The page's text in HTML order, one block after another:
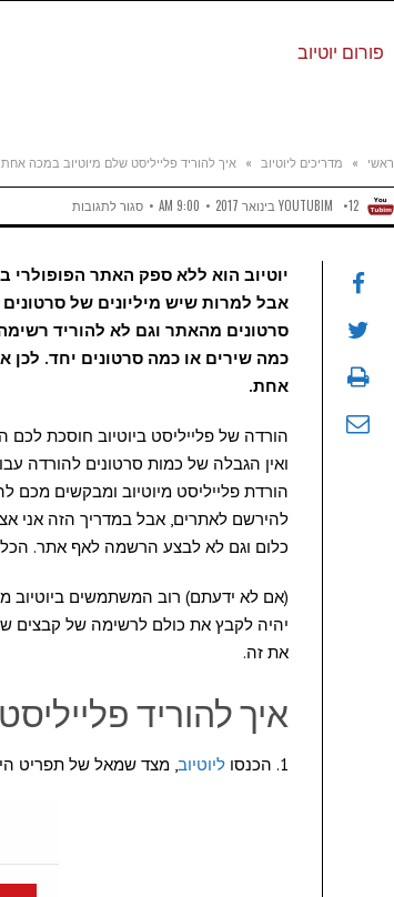
פורום יוטיוב
ראשי » מדריכים ליוטיוב » איך להוריד פלייליסט שלם מיוטיוב במכה אחת
12 בינואר 2017 9:00 AM סגור לתגובותעל
להוריד
פלייליסט
שלם
אחת
יוטיוב הוא ללא ספק האתר הפופולרי
אבל למרות שיש מיליונים של
סרטונים מהאתר וגם לא להוריד
כמה שירים או כמה סרטונים יחד. לכן
אחת.
הורדה של פלייליסט ביוטיוב חוסכת לכם
ואין הגבלה של כמות סרטונים להורדה
הורדת פלייליסט מיוטיוב ומבקשים מכם
להירשם לאתרים, אבל במדריך הזה אני
כלום וגם לא לבצע הרשמה לאף אתר. הכל
(אם לא ידעתם) רוב המשתמשים ביוטיוב
יהיה לקבץ את כולם לרשימה של קבצים
את זה.
איך להוריד
1. הכנסו ליוטיוב, מצד שמאל של תפריט